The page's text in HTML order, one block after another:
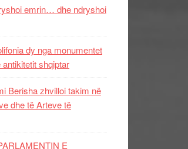
emrin… dhe ndryshoi
dy nga monumentet
shqiptar
Berisha zhvilloi takim në
dhe të Arteve të
E